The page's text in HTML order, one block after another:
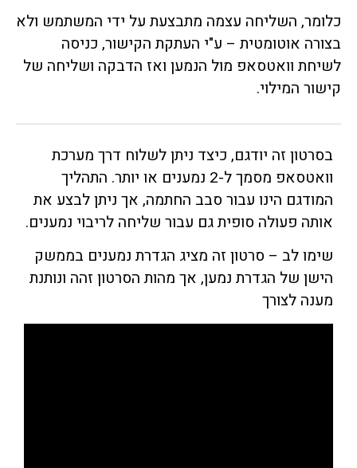
כלומר, השליחה עצמה מתבצעת על ידי המשתמש ולא
בצורה אוטומטית – ע"י העתקת הקישור, כניסה
לשיחת וואטסאפ מול הנמען ואז הדבקה ושליחה של
קישור המילוי.
בסרטון זה יודגם, כיצד ניתן לשלוח דרך מערכת
וואטסאפ מסמך ל-2 נמענים או יותר. התהליך
המודגם הינו עבור סבב החתמה, אך ניתן לבצע את
אותה פעולה סופית גם עבור שליחה לריבוי נמענים.
שימו לב – סרטון זה מציג הגדרת נמענים בממשק
הישן של הגדרת נמען, אך מהות הסרטון זהה ונותנת
מענה לצורך